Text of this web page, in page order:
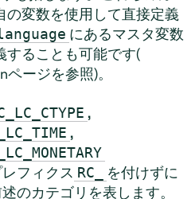
の変数を使用して直接定義
にあるマスタ変数
することも可能です(
ージを参照)。
,
,
フィクス RC_
を付けずに
のカテゴリを表します。